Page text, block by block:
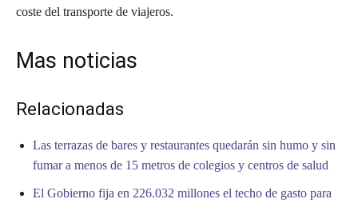
coste del transporte de viajeros.
Mas noticias
Relacionadas
Las terrazas de bares y restaurantes quedarán sin humo y sin
fumar a menos de 15 metros de colegios y centros de salud
El Gobierno fija en 226.032 millones el techo de gasto para